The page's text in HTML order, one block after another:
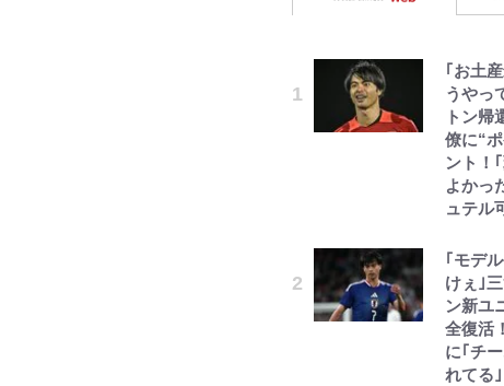
ざるを
ある」
SNSの
向き合
ンタル
武田久
歳の妥
と「貝
る伝説
｢お土
うやっ
トン帰
僚に“
ント！
よかっ
ュテル
｢モデ
けぇ｣
ン新ユ
全復活
に｢チ
れてる